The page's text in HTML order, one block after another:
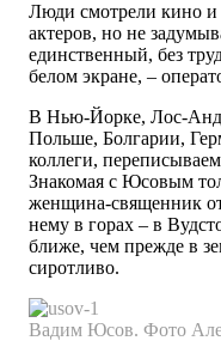
Люди смотрели кино и
актеров, но не
единственный, без
белом экране, –
В Нью-Йорке, Лос-
Польше, Болгарии,
коллеги,
Знакомая с Юсовым
женщина-священник
нему в горах – в
ближе, чем прежде в
сиротливо.
Вадим Юсов. Фото